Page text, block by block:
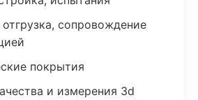
сопровождение
покрытия
и измерения 3d